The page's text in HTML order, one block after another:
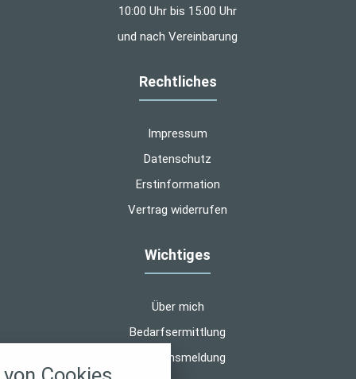
10:00 Uhr bis 15:00 Uhr
und nach Vereinbarung
Rechtliches
Impressum
Datenschutz
Erstinformation
Vertrag widerrufen
Wichtiges
Über mich
Bedarfsermittlung
Schadensmeldung